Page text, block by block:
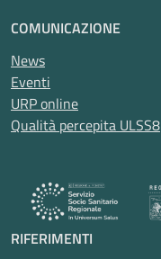
COMUNICAZIONE
News
Eventi
URP online
Qualità percepita ULSS8
RIFERIMENTI